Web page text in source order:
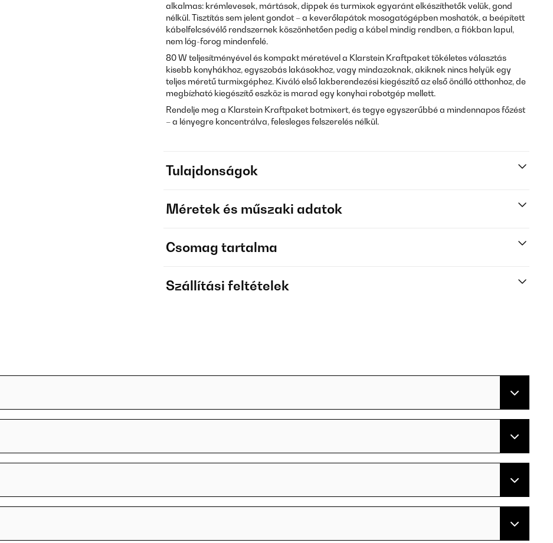
alkalmas: krémlevesek, mártások, dippek és turmixok egyaránt elkészíthetők velük, gond
nélkül. Tisztítás sem jelent gondot – a keverőlapátok mosogatógépben moshatók, a beépített
kábelfelcsévélő rendszernek köszönhetően pedig a kábel mindig rendben, a fiókban lapul,
nem lóg-forog mindenfelé.
80 W teljesítményével és kompakt méretével a Klarstein Kraftpaket tökéletes választás
kisebb konyhákhoz, egyszobás lakásokhoz, vagy mindazoknak, akiknek nincs helyük egy
teljes méretű turmixgéphez. Kiváló első lakberendezési kiegészítő az első önálló otthonhoz, de
megbízható kiegészítő eszköz is marad egy konyhai robotgép mellett.
Rendelje meg a Klarstein Kraftpaket botmixert, és tegye egyszerűbbé a mindennapos főzést
– a lényegre koncentrálva, felesleges felszerelés nélkül.
Tulajdonságok
Méretek és műszaki adatok
Csomag tartalma
Szállítási feltételek